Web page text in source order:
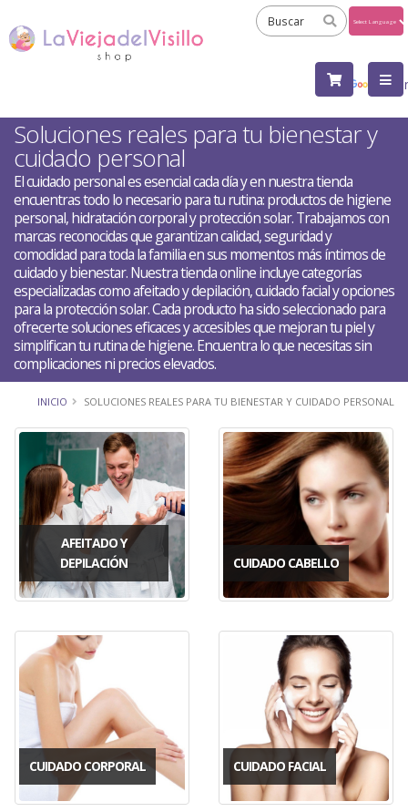
by
Soluciones reales para tu bienestar y
cuidado personal
El cuidado personal es esencial cada día y en nuestra tienda
encuentras todo lo necesario para tu rutina: productos de higiene
personal, hidratación corporal y protección solar. Trabajamos con
marcas reconocidas que garantizan calidad, seguridad y
comodidad para toda la familia en sus momentos más íntimos de
cuidado y bienestar. Nuestra tienda online incluye categorías
especializadas como afeitado y depilación, cuidado facial y opciones
para la protección solar. Cada producto ha sido seleccionado para
ofrecerte soluciones eficaces y accesibles que mejoran tu piel y
simplifican tu rutina de higiene. Encuentra lo que necesitas sin
complicaciones ni precios elevados.
INICIO SOLUCIONES REALES PARA TU BIENESTAR Y CUIDADO PERSONAL
AFEITADO Y
DEPILACIÓN
CUIDADO CABELLO
CUIDADO CORPORAL CUIDADO FACIAL